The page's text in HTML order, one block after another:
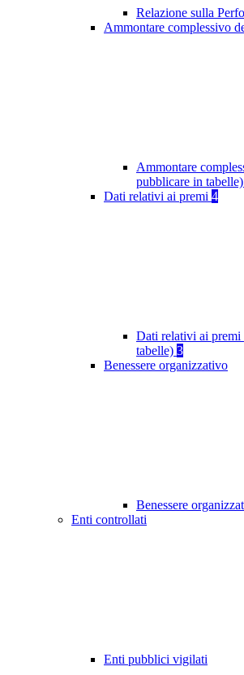
Relazione sulla
Ammontare complessivo
Ammontare
pubblicare in tabelle)
Dati relativi ai premi 4
Dati relativi ai premi
tabelle) 3
Benessere organizzativo
Benessere
Enti controllati
Enti pubblici vigilati